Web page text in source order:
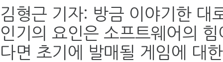
김형근 기자: 방금 이야기한 대
인기의 요인은 소프트웨어의
다면 초기에 발매될 게임에 대